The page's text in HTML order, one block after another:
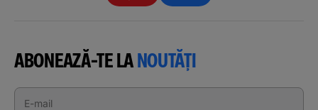
ABONEAZĂ-TE LANOUTĂȚI
E-mail